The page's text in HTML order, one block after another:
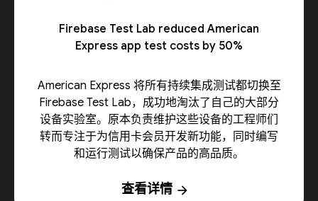
Firebase Test Lab reduced American
Express app test costs by 50%
American Express 将所有持续集成测试都切换至
Firebase Test Lab，成功地淘汰了自己的大部分
设备实验室。原本负责维护这些设备的工程师们
转而专注于为信用卡会员开发新功能，同时编写
和运行测试以确保产品的高品质。
查看详情 arrow_forward